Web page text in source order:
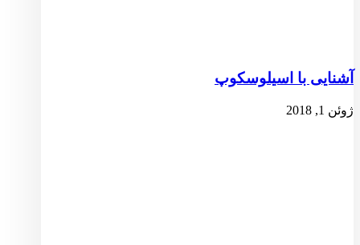
آشنایی با اسیلوسکوپ
ژوئن 1, 2018